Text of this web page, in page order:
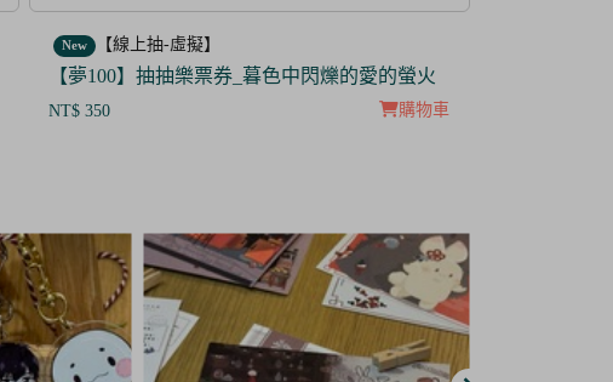
New 【線上抽-虛擬】
【防風少年】IP抽抽樂票券
NT$299 購物車